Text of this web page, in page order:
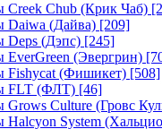
Creek Chub (Крик Чаб)
Daiwa (Дайва) [209]
Deps (Дэпс) [245]
EverGreen (Эвергрин)
Fishycat (Фишикет) [508]
FLT (ФЛТ) [46]
Grows Culture (Гровс
Halcyon System